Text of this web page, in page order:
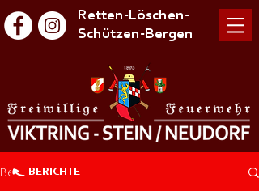
Retten-Löschen-
Schützen-Bergen
BeitragBERICHTE